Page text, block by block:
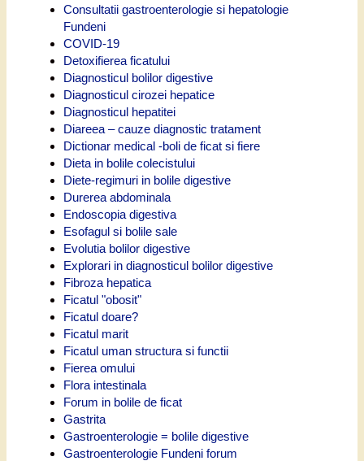
Consultatii gastroenterologie si hepatologie
Fundeni
COVID-19
Detoxifierea ficatului
Diagnosticul bolilor digestive
Diagnosticul cirozei hepatice
Diagnosticul hepatitei
Diareea – cauze diagnostic tratament
Dictionar medical -boli de ficat si fiere
Dieta in bolile colecistului
Diete-regimuri in bolile digestive
Durerea abdominala
Endoscopia digestiva
Esofagul si bolile sale
Evolutia bolilor digestive
Explorari in diagnosticul bolilor digestive
Fibroza hepatica
Ficatul "obosit"
Ficatul doare?
Ficatul marit
Ficatul uman structura si functii
Fierea omului
Flora intestinala
Forum in bolile de ficat
Gastrita
Gastroenterologie = bolile digestive
Gastroenterologie Fundeni forum